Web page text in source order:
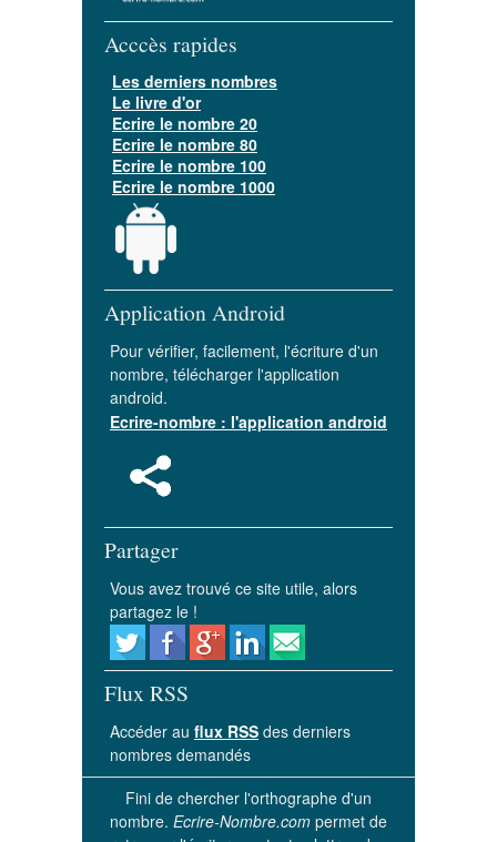
Acccès rapides
Les derniers nombres
Le livre d'or
Ecrire le nombre 20
Ecrire le nombre 80
Ecrire le nombre 100
Ecrire le nombre 1000
Application Android
Pour vérifier, facilement, l'écriture d'un
nombre, télécharger l'application
android.
Ecrire-nombre : l'application android
Partager
Vous avez trouvé ce site utile, alors
partagez le !
Flux RSS
Accéder au flux RSS des derniers
nombres demandés
Fini de chercher l'orthographe d'un
nombre. Ecrire-Nombre.com permet de